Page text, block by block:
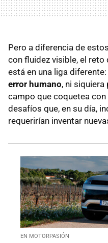
Pero a diferencia de
con fluidez visible, el
está en una liga diferente:
error humano, ni siquiera
campo que coquetea
desafíos que, en su día,
requerirían inventar
EN MOTORPASIÓN